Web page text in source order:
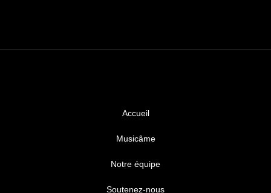
Accueil
Musicâme
Notre équipe
Soutenez-nous